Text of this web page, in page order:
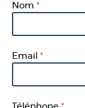
Nom
Email